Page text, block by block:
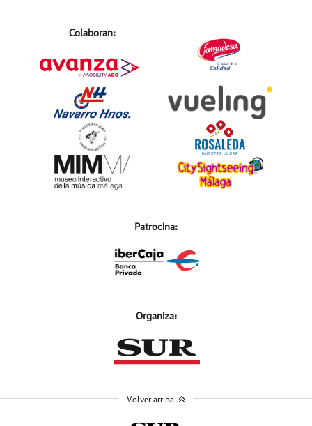
Colaboran:
Patrocina:
Organiza:
Volver arriba